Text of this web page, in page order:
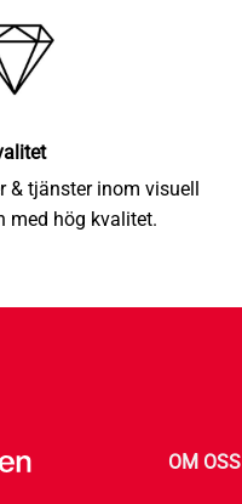
& tjänster inom visuell
med hög kvalitet.
OM OSS